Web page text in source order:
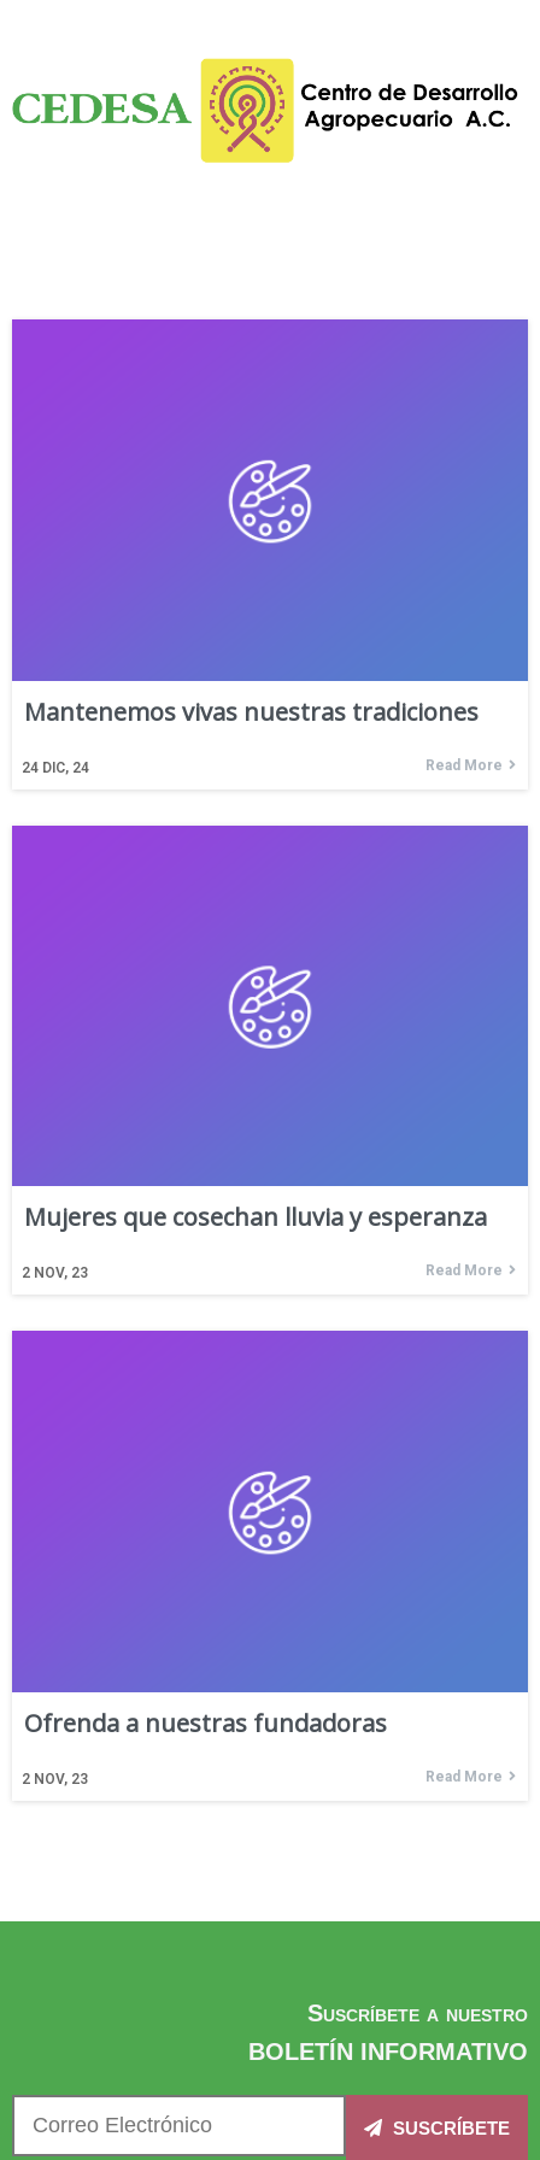
Mantenemos vivas nuestras tradiciones
24 DIC, 24 Read More
Mujeres que cosechan lluvia y esperanza
2 NOV, 23 Read More
Ofrenda a nuestras fundadoras
2 NOV, 23 Read More
Suscríbete a nuestro
BOLETÍN INFORMATIVO
SUSCRÍBETE